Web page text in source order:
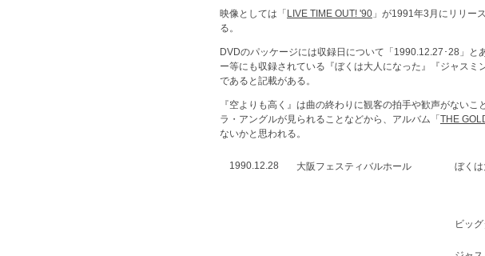
映像としては「 LIVE TIME OUT! '90 」が1991年3月にリリー
る。
DVDのパッケージには収録日について「1990.12.27･28」
ー等にも収録されている『ぼくは大人になった』『ジャス
であると記載がある。
『空よりも高く』は曲の終わりに観客の拍手や歓声がない
ラ・アングルが見られることなどから、アルバム「 THE
ないかと思われる。
1990.12.28 大阪フェスティバルホール ぼく
ビッ